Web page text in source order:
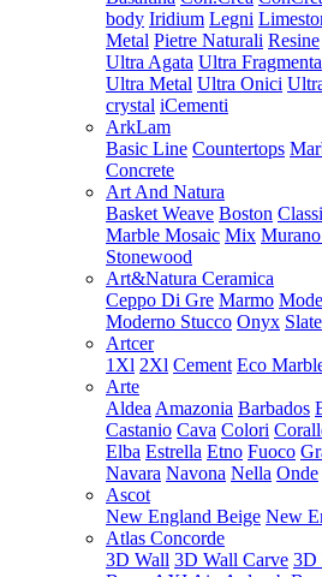
body Iridium Legni
Metal Pietre Naturali Resine
Ultra Agata Ultra Fragmenta
Ultra Metal Ultra Onici
crystal iCementi
ArkLam
Basic Line Countertops
Concrete
Art And Natura
Basket Weave Boston
Marble Mosaic Mix
Stonewood
Art&Natura Ceramica
Ceppo Di Gre Marmo
Moderno Stucco Onyx Slate
Artcer
1Xl 2Xl Cement Eco
Arte
Aldea Amazonia Barbados
Castanio Cava Colori
Elba Estrella Etno Fuoco
Navara Navona Nella Onde
Ascot
New England Beige New
Atlas Concorde
3D Wall 3D Wall Carve 3D